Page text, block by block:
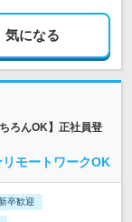
気になる
ろんOK】正社員登
モートワークOK
卒歓迎